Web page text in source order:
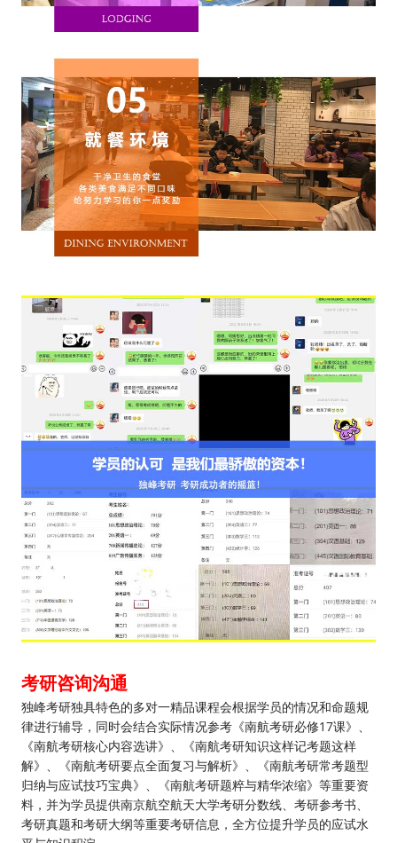
考研咨询沟通
独峰考研独具特色的多对一精品课程会根据学员的情况和命题规
律进行辅导，同时会结合实际情况参考《南航考研必修17课》、
《南航考研核心内容选讲》、《南航考研知识这样记考题这样
解》、《南航考研要点全面复习与解析》、《南航考研常考题型
归纳与应试技巧宝典》、《南航考研题粹与精华浓缩》等重要资
料，并为学员提供南京航空航天大学考研分数线、考研参考书、
考研真题和考研大纲等重要考研信息，全方位提升学员的应试水